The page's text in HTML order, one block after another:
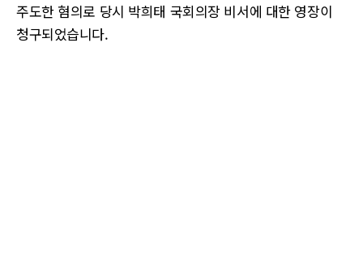
주도한 혐의로 당시 박희태 국회의장 비서에 대한 영장이
청구되었습니다.